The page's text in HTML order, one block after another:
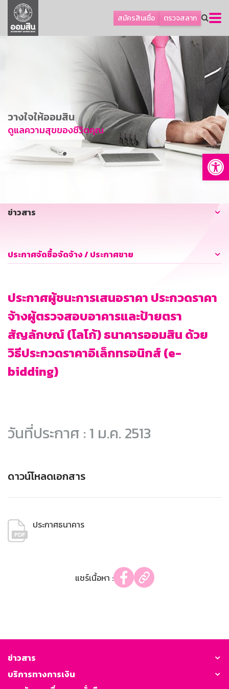
สมัครสินเชื่อ ตรวจสลาก
ลูกค้าธุรกิจ
ลูกค้าผู้ประกอบรายย่อย
การพัฒนาที่ยั่งยืน
ข่าวสาร
บริการทางการเงิน
อื่นๆ
วางใจให้ออมสิน
ดูแลความสุขของชีวิตคุณ
ข่าวสาร
ประกาศจัดซื้อจัดจ้าง / ประกาศขาย
ประกาศผู้ชนะการเสนอราคา ประกวดราคา
จ้างผู้ตรวจสอบอาคารและป้ายตรา
สัญลักษณ์ (โลโก้) ธนาคารออมสิน ด้วย
วิธีประกวดราคาอิเล็กทรอนิกส์ (e-
bidding)
วันที่ประกาศ : 1 ม.ค. 2513
ดาวน์โหลดเอกสาร
ประกาศธนาคาร
แชร์เนื้อหา :
ข่าวสาร
บริการทางการเงิน